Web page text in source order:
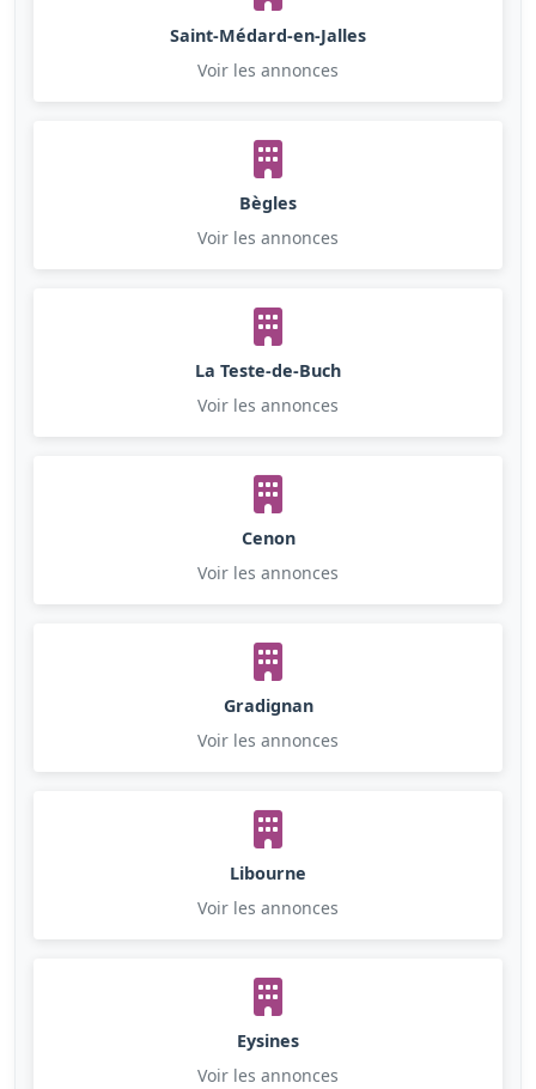
Saint-Médard-en-Jalles
Voir les annonces
Bègles
Voir les annonces
La Teste-de-Buch
Voir les annonces
Cenon
Voir les annonces
Gradignan
Voir les annonces
Libourne
Voir les annonces
Eysines
Voir les annonces